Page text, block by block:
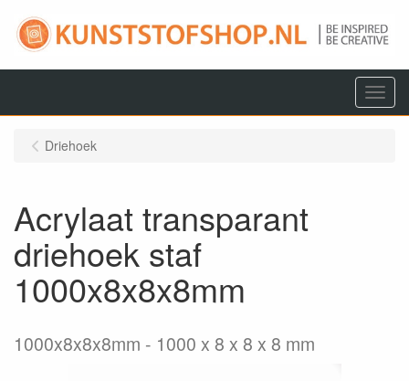
Menu
Driehoek
Acrylaat transparant
driehoek staf
1000x8x8x8mm
1000x8x8x8mm 1000 x 8 x 8 x 8 mm